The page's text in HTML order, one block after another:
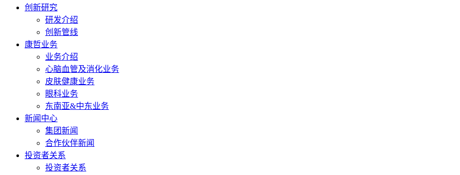
创新研究
研发介绍
创新管线
康哲业务
业务介绍
心脑血管及消化业务
皮肤健康业务
眼科业务
东南亚&中东业务
新闻中心
集团新闻
合作伙伴新闻
投资者关系
投资者关系